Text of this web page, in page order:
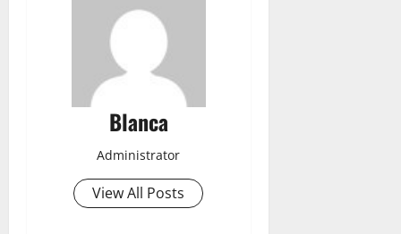
Blanca
Administrator
View All Posts